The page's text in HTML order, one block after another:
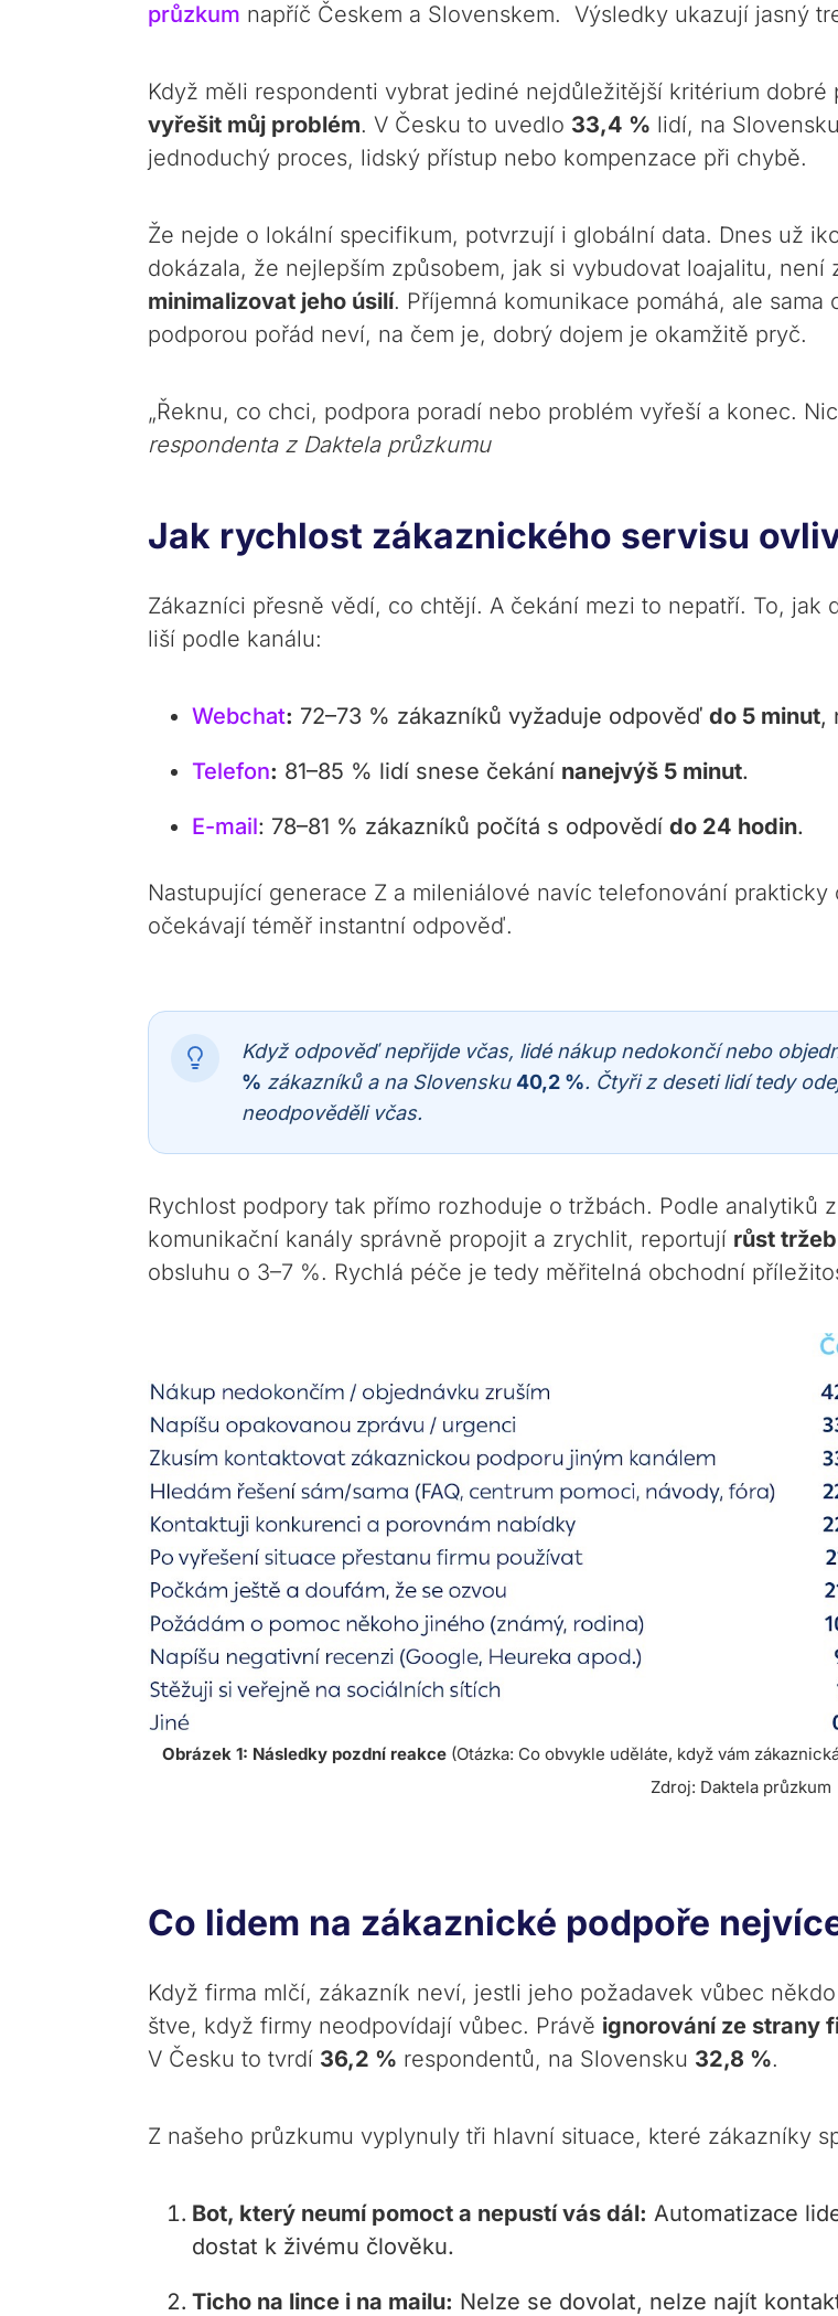
průzkum napříč Českem a Slovenskem. Výsledky ukazují jasný
Když měli respondenti vybrat jediné nejdůležitější kritérium dobré
vyřešit můj problém. V Česku to uvedlo 33,4 % lidí, na Slovensku
jednoduchý proces, lidský přístup nebo kompenzace při chybě.
Že nejde o lokální specifikum, potvrzují i globální data. Dnes už
dokázala, že nejlepším způsobem, jak si vybudovat loajalitu,
minimalizovat jeho úsilí. Příjemná komunikace pomáhá, ale
podporou pořád neví, na čem je, dobrý dojem je okamžitě pryč.
„Řeknu, co chci, podpora poradí nebo problém vyřeší a konec.
respondenta z Daktela průzkumu
Jak rychlost zákaznického servisu
Zákazníci přesně vědí, co chtějí. A čekání mezi to nepatří. To,
liší podle kanálu:
Webchat: 72–73 % zákazníků vyžaduje odpověďdo 5 minut,
Telefon: 81–85 % lidí snese čekání nanejvýš 5 minut.
E-mail: 78–81 % zákazníků počítá s odpovědído 24 hodin.
Nastupující generace Z a mileniálové navíc telefonování
očekávají téměř instantní odpověď.
Když odpověď nepřijde včas, lidé nákup nedokončí nebo
% zákazníků a na Slovensku40,2 %. Čtyři z deseti lidí tedy
neodpověděli včas.
Rychlost podpory tak přímo rozhoduje o tržbách. Podle analytiků z
komunikační kanály správně propojit a zrychlit, reportují růst tržeb
obsluhu o 3–7 %. Rychlá péče je tedy měřitelná obchodní
Obrázek 1: Následky pozdní reakce (Otázka: Co obvykle uděláte, když vám
Zdroj: Daktela průzkum
Co lidem na zákaznické podpoře
Když firma mlčí, zákazník neví, jestli jeho požadavek vůbec
štve, když firmy neodpovídají vůbec. Právě ignorování ze strany
V Česku to tvrdí 36,2 % respondentů, na Slovensku 32,8 %.
Z našeho průzkumu vyplynuly tři hlavní situace, které zákazníky
Bot, který neumí pomoct a nepustí vás dál: Automatizace
dostat k živému člověku.
Ticho na lince i na mailu: Nelze se dovolat, nelze najít